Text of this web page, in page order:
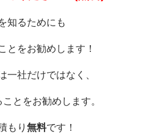
知るためにも
とをお勧めします！
一社だけではなく、
とをお勧めします。
もり無料です！